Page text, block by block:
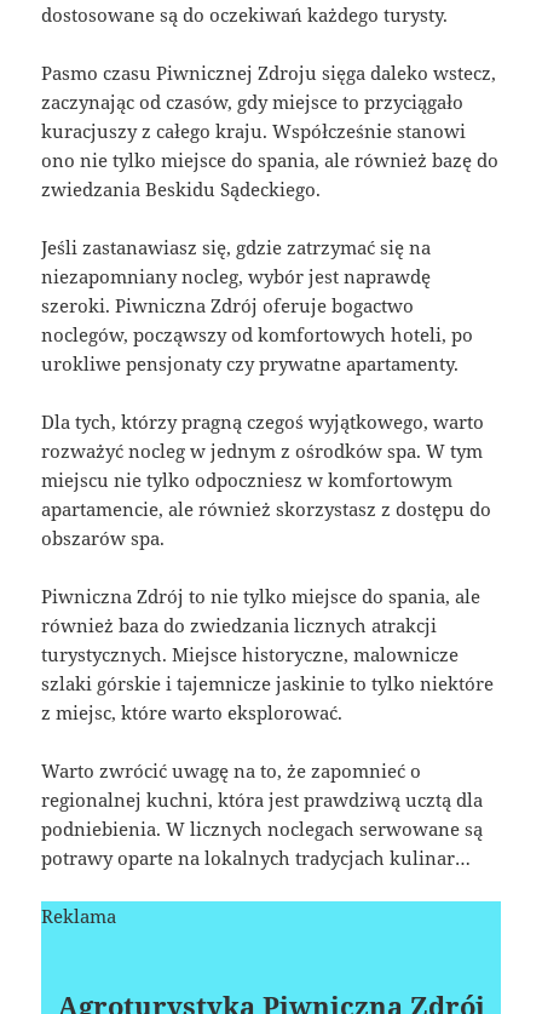
dostosowane są do oczekiwań każdego turysty.
Pasmo czasu Piwnicznej Zdroju sięga daleko wstecz,
zaczynając od czasów, gdy miejsce to przyciągało
kuracjuszy z całego kraju. Współcześnie stanowi
ono nie tylko miejsce do spania, ale również bazę do
zwiedzania Beskidu Sądeckiego.
Jeśli zastanawiasz się, gdzie zatrzymać się na
niezapomniany nocleg, wybór jest naprawdę
szeroki. Piwniczna Zdrój oferuje bogactwo
noclegów, począwszy od komfortowych hoteli, po
urokliwe pensjonaty czy prywatne apartamenty.
Dla tych, którzy pragną czegoś wyjątkowego, warto
rozważyć nocleg w jednym z ośrodków spa. W tym
miejscu nie tylko odpoczniesz w komfortowym
apartamencie, ale również skorzystasz z dostępu do
obszarów spa.
Piwniczna Zdrój to nie tylko miejsce do spania, ale
również baza do zwiedzania licznych atrakcji
turystycznych. Miejsce historyczne, malownicze
szlaki górskie i tajemnicze jaskinie to tylko niektóre
z miejsc, które warto eksplorować.
Warto zwrócić uwagę na to, że zapomnieć o
regionalnej kuchni, która jest prawdziwą ucztą dla
podniebienia. W licznych noclegach serwowane są
potrawy oparte na lokalnych tradycjach kulinar…
Reklama
Agroturystyka Piwniczna Zdrój